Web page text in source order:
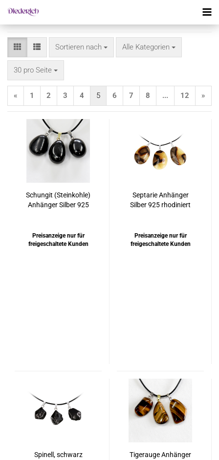
Sortieren nach
Sortieren nach Alle Kategorien
30 pro Seite
pro Seite
« 1 2 3 4 5 6 7 8 ... 12 »
Schungit (Steinkohle)
Anhänger Silber 925
Preisanzeige nur für
freigeschaltete Kunden
Septarie Anhänger
Silber 925 rhodiniert
Preisanzeige nur für
freigeschaltete Kunden
Spinell, schwarz
Tigerauge Anhänger